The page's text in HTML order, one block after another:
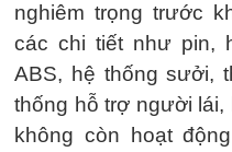
nghiêm trọng trước
các chi tiết như pin,
ABS, hệ thống sưởi,
thống hỗ trợ người
không còn hoạt